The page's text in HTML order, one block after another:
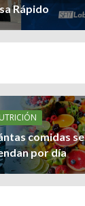
Rápido
comidas se
por día